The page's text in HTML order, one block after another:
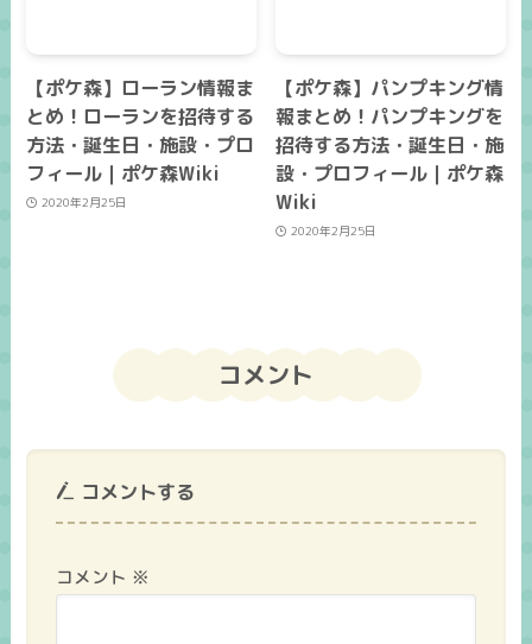
【ポケ森】ローラン情報ま
とめ！ローランを招待する
方法・誕生日・施設・プロ
フィール｜ポケ森Wiki
2020年2月25日
【ポケ森】パンプキング情
報まとめ！パンプキングを
招待する方法・誕生日・施
設・プロフィール｜ポケ森
Wiki
2020年2月25日
コメント
コメントする
コメント ※